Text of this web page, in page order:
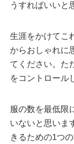
うすればいいと
生涯をかけてこ
からおしゃれに
てください。た
をコントロール
服の数を最低限
いないと思いま
きるための1つの